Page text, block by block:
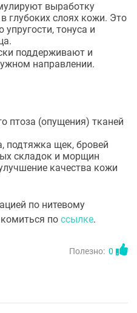
выработку
глубоких слоях кожи. Это
тонуса и
поддерживают и
направлении.
птоза (опущения) тканей
подтяжка щек, бровей
складок и морщин
качества кожи
по нитевому
по ссылке.
Полезно: 0